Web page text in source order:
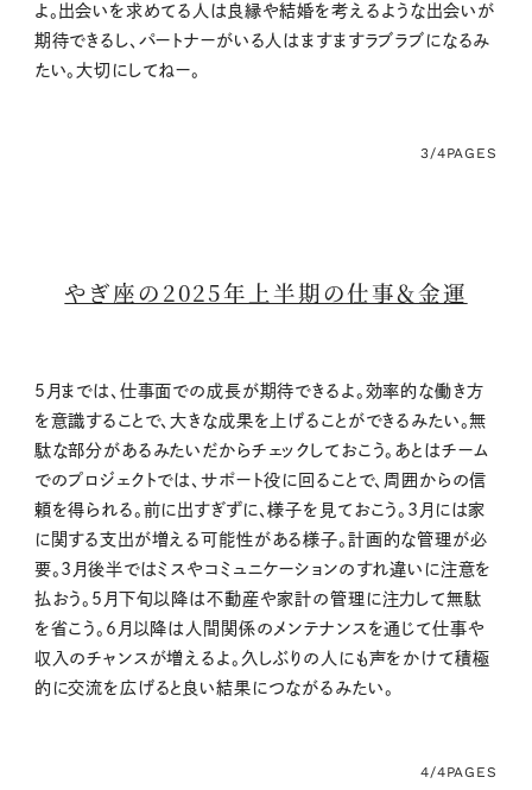
よ。出会いを求めてる人は良縁や結婚を考えるような出会いが
期待できるし、パートナーがいる人はますますラブラブになるみ
たい。大切にしてねー。
3/4PAGES
やぎ座の2025年上半期の仕事＆金運
5月までは、仕事面での成長が期待できるよ。効率的な働き方
を意識することで、大きな成果を上げることができるみたい。無
駄な部分があるみたいだからチェックしておこう。あとはチーム
でのプロジェクトでは、サポート役に回ることで、周囲からの信
頼を得られる。前に出すぎずに、様子を見ておこう。3月には家
に関する支出が増える可能性がある様子。計画的な管理が必
要。3月後半ではミスやコミュニケーションのすれ違いに注意を
払おう。5月下旬以降は不動産や家計の管理に注力して無駄
を省こう。6月以降は人間関係のメンテナンスを通じて仕事や
収入のチャンスが増えるよ。久しぶりの人にも声をかけて積極
的に交流を広げると良い結果につながるみたい。
4/4PAGES